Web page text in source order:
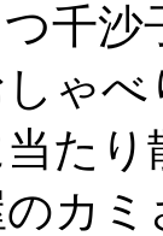
つ千
ゃ
た
カ